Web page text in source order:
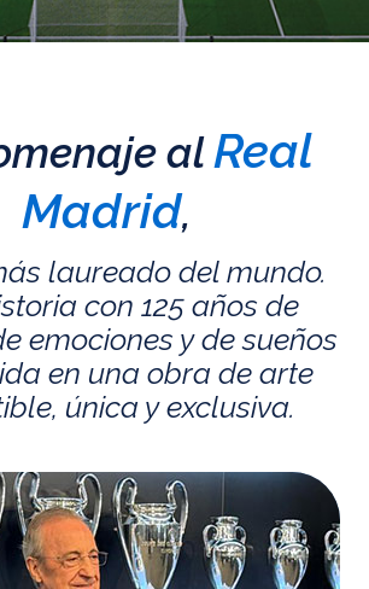
alReal
Madrid,
laureado del mundo.
con 125 años de
emociones y de sueños
en una obra de arte
única y exclusiva.